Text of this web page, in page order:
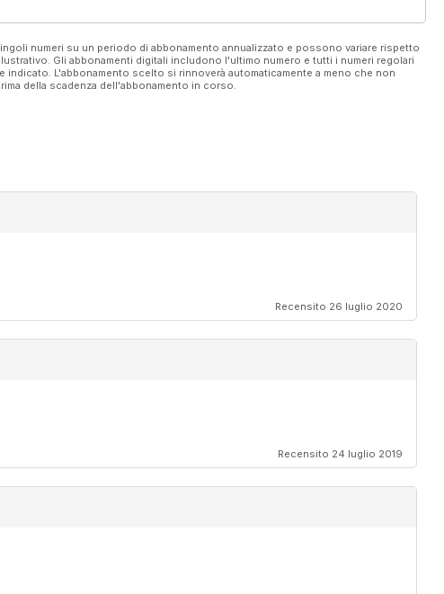
numeri su un periodo di abbonamento annualizzato e possono variare rispetto
Gli abbonamenti digitali includono l'ultimo numero e tutti i numeri regolari
L'abbonamento scelto si rinnoverà automaticamente a meno che non
della scadenza dell'abbonamento in corso.
Recensito 26 luglio 2020
Recensito 24 luglio 2019